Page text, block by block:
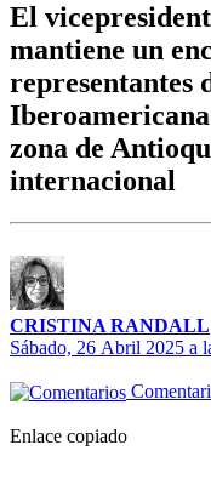
El
mantiene un
representantes
zona de
internacional
CRISTINA RANDALL
Sábado, 26 Abril 2025 a
Enlace copiado